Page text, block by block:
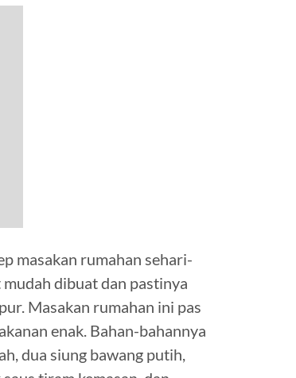
masakan rumahan sehari-
dibuat dan pastinya
Masakan rumahan ini pas
enak. Bahan-bahannya
dua siung bawang putih,